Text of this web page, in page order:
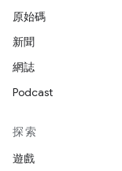
原始碼
新聞
網誌
Podcast
探索
遊戲